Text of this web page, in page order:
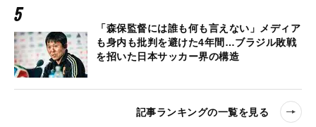
「森保監督には誰も何も言えない」メディア
も身内も批判を避けた4年間…ブラジル敗戦
を招いた日本サッカー界の構造
記事ランキングの一覧を見る